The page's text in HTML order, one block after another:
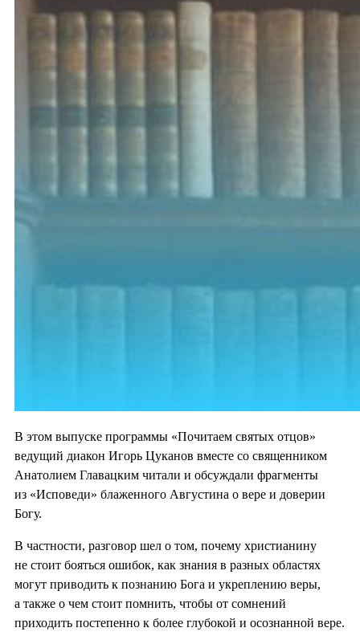
В этом выпуске программы «Почитаем святых отцов»
ведущий диакон Игорь Цуканов вместе со священником
Анатолием Главацким читали и обсуждали фрагменты
из «Исповеди» блаженного Августина о вере и доверии
Богу.
В частности, разговор шел о том, почему христианину
не стоит бояться ошибок, как знания в разных областях
могут приводить к познанию Бога и укреплению веры,
а также о чем стоит помнить, чтобы от сомнений
приходить постепенно к более глубокой и осознанной вере.